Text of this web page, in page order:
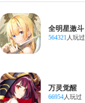
全明星激斗
564321人玩过
万灵觉醒
66954人玩过